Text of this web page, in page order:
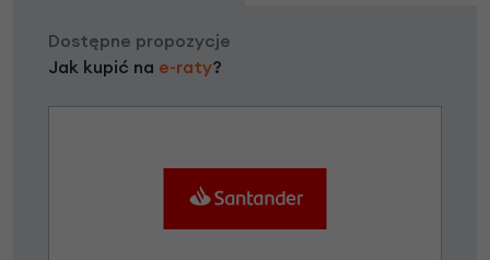
Dostępne propozycje
Jak kupić na e-raty?